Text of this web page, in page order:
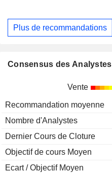
Plus de recommandations
Consensus des Analystes
Vente
Recommandation moyenne
Nombre d'Analystes
Dernier Cours de Cloture
Objectif de cours Moyen
Ecart / Objectif Moyen